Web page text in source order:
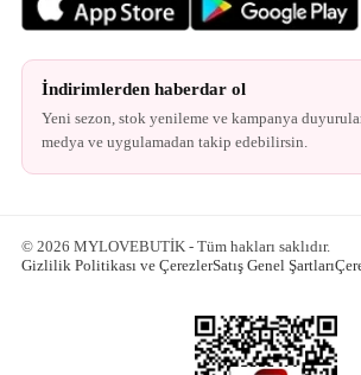
İndirimlerden haberdar ol
Yeni sezon, stok yenileme ve kampanya
medya ve uygulamadan takip edebilirsin.
© 2026 MYLOVEBUTİK - Tüm hakları saklıdır.
Gizlilik Politikası ve ÇerezlerSatış Genel Şartları